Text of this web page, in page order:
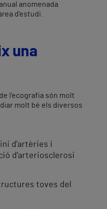
anomenada
d'estudi.
una
l'ecografia són molt
molt bé els diversos
d'artèries i
d'arteriosclerosi
toves del